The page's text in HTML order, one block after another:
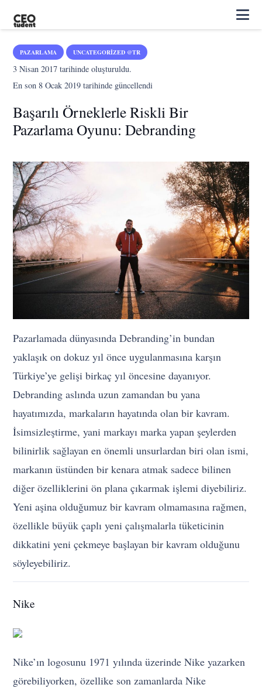
PAZARLAMA UNCATEGORIZED @TR
3 Nisan 2017 tarihinde oluşturuldu.
En son8 Ocak 2019 tarihinde güncellendi
Başarılı Örneklerle Riskli Bir
Pazarlama Oyunu: Debranding
Pazarlamada dünyasında Debranding’in bundan
yaklaşık on dokuz yıl önce uygulanmasına karşın
Türkiye’ye gelişi birkaç yıl öncesine dayanıyor.
Debranding aslında uzun zamandan bu yana
hayatımızda, markaların hayatında olan bir kavram.
İsimsizleştirme, yani markayı marka yapan şeylerden
bilinirlik sağlayan en önemli unsurlardan biri olan ismi,
markanın üstünden bir kenara atmak sadece bilinen
diğer özelliklerini ön plana çıkarmak işlemi diyebiliriz.
Yeni aşina olduğumuz bir kavram olmamasına rağmen,
özellikle büyük çaplı yeni çalışmalarla tüketicinin
dikkatini yeni çekmeye başlayan bir kavram olduğunu
söyleyebiliriz.
Nike
Nike’ın logosunu 1971 yılında üzerinde Nike yazarken
görebiliyorken, özellike son zamanlarda Nike